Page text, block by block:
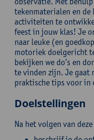
tekenmaterialen en de
activiteiten te
feest in jouw klas! Je
naar leuke (en
motoriek doelgericht
bekijken we do’s en
te vinden zijn. Je gaat
praktische tips voor in
Doelstellingen
Na het volgen van